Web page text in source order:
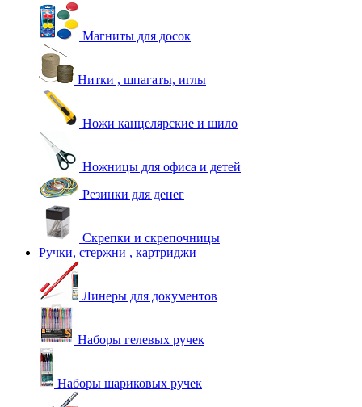
Магниты для досок
Нитки , шпагаты, иглы
Ножи канцелярские и шило
Ножницы для офиса и детей
Резинки для денег
Скрепки и скрепочницы
Ручки, стержни , картриджи
Линеры для документов
Наборы гелевых ручек
Наборы шариковых ручек